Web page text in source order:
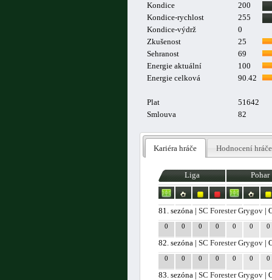
Kondice
200
Kondice-rychlost
255
Kondice-výdrž
0
Zkušenost
25
Sehranost
69
Energie aktuální
100
Energie celková
90.42
Plat
51642
Smlouva
82
Kariéra hráče Hodnocení hráče
Liga Pohar
81. sezóna |SC Forester Grygov |
0 0 0 0 0 0 0
82. sezóna |SC Forester Grygov |
0 0 0 0 0 0 0
83. sezóna |SC Forester Grygov |